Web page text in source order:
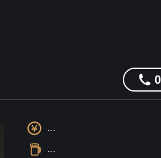
...
...